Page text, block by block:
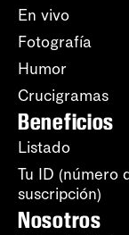
En vivo
Fotografía
Humor
Crucigramas
Beneficios
Listado
Tu ID (número
suscripción)
Nosotros